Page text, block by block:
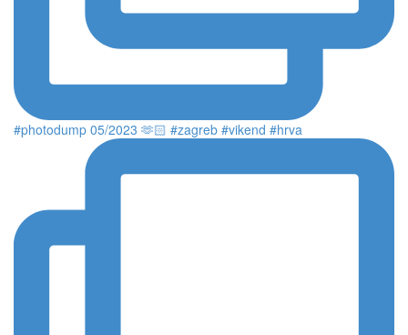
#photodump 05/2023 🫶🏻 #zagreb #vikend #hrva